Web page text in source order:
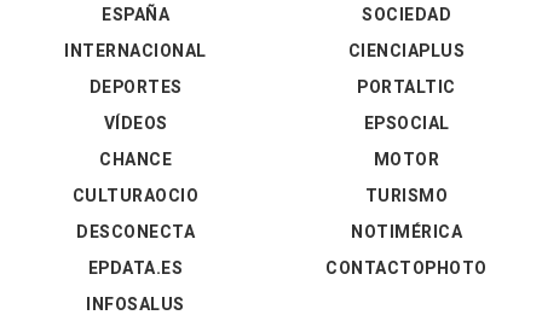
ESPAÑA
INTERNACIONAL
DEPORTES
VÍDEOS
SOCIEDAD
CIENCIAPLUS
PORTALTIC
EPSOCIAL
CHANCE
CULTURAOCIO
DESCONECTA
EPDATA.ES
INFOSALUS
MOTOR
TURISMO
NOTIMÉRICA
CONTACTOPHOTO